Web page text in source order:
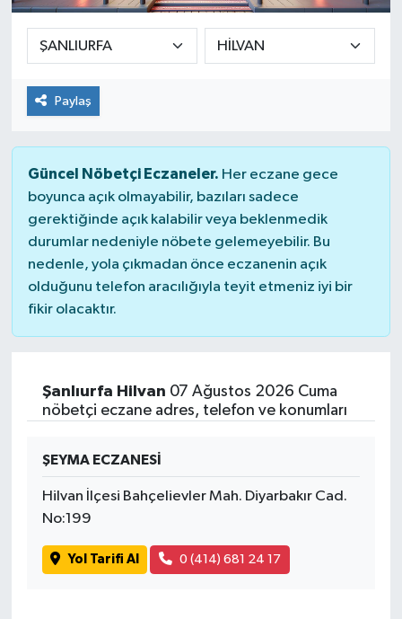
Paylaş
Güncel Nöbetçi Eczaneler. Her eczane gece
boyunca açık olmayabilir, bazıları sadece
gerektiğinde açık kalabilir veya beklenmedik
durumlar nedeniyle nöbete gelemeyebilir. Bu
nedenle, yola çıkmadan önce eczanenin açık
olduğunu telefon aracılığıyla teyit etmeniz iyi bir
fikir olacaktır.
Şanlıurfa Hilvan 07 Ağustos 2026 Cuma
nöbetçi eczane adres, telefon ve konumları
ŞEYMA ECZANESİ
Hilvan İlçesi Bahçelievler Mah. Diyarbakır Cad.
No:199
Yol Tarifi Al 0 (414) 681 24 17